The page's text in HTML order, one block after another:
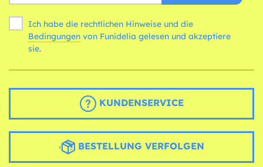
Ich habe die rechtlichen Hinweise und die
Bedingungen
sie.
KUNDENSERVICE
BESTELLUNG VERFOLGEN